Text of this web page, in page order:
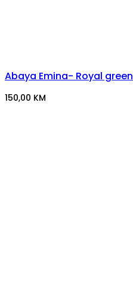
Abaya Emina- Royal green
150,00 KM